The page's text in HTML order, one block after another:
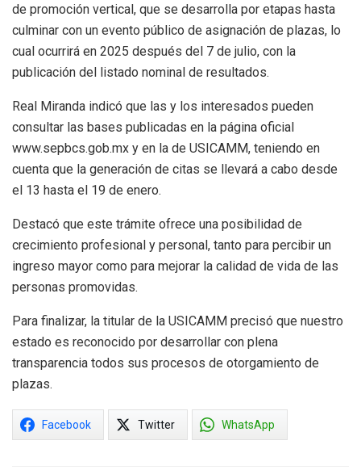
de promoción vertical, que se desarrolla por etapas hasta
culminar con un evento público de asignación de plazas, lo
cual ocurrirá en 2025 después del 7 de julio, con la
publicación del listado nominal de resultados.
Real Miranda indicó que las y los interesados pueden
consultar las bases publicadas en la página oficial
www.sepbcs.gob.mx y en la de USICAMM, teniendo en
cuenta que la generación de citas se llevará a cabo desde
el 13 hasta el 19 de enero.
Destacó que este trámite ofrece una posibilidad de
crecimiento profesional y personal, tanto para percibir un
ingreso mayor como para mejorar la calidad de vida de las
personas promovidas.
Para finalizar, la titular de la USICAMM precisó que nuestro
estado es reconocido por desarrollar con plena
transparencia todos sus procesos de otorgamiento de
plazas.
Facebook Twitter WhatsApp